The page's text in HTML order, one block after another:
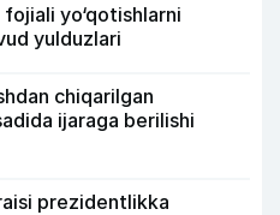
fojiali yo‘qotishlarni
yulduzlari
chiqarilgan
ijaraga berilishi
prezidentlikka